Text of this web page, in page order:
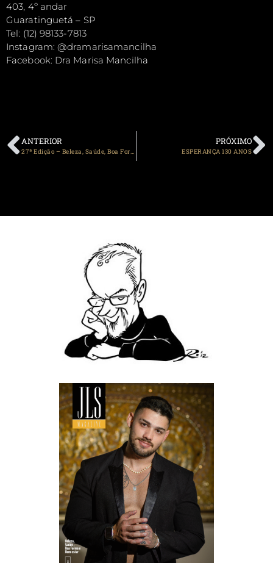
403, 4º andar
Guaratinguetá – SP
Tel: (12) 98133-7813
Instagram: @dramarisamancilha
Facebook: Dra Marisa Mancilha
ANTERIOR
27ª Edição – Beleza, Saúde, Boa Forma e Bem-estar
PRÓXIMO
ESPERANÇA 130 ANOS